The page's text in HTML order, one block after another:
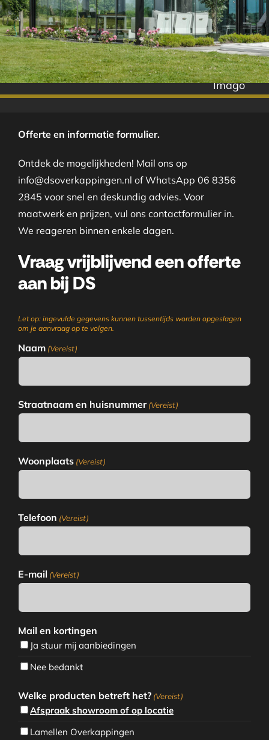
Imago
Offerte en informatie formulier.
Ontdek de mogelijkheden! Mail ons op
info@dsoverkappingen.nl of WhatsApp 06 8356
2845 voor snel en deskundig advies. Voor
maatwerk en prijzen, vul ons contactformulier in.
We reageren binnen enkele dagen.
Vraag vrijblijvend een offerte
aan bij DS
Let op: ingevulde gegevens kunnen tussentijds worden opgeslagen
om je aanvraag op te volgen.
Naam (Vereist)
Straatnaam en huisnummer (Vereist)
Woonplaats (Vereist)
Telefoon (Vereist)
E-mail (Vereist)
Mail en kortingen
Ja stuur mij aanbiedingen
Nee bedankt
Welke producten betreft het? (Vereist)
Afspraak showroom of op locatie
Lamellen Overkappingen